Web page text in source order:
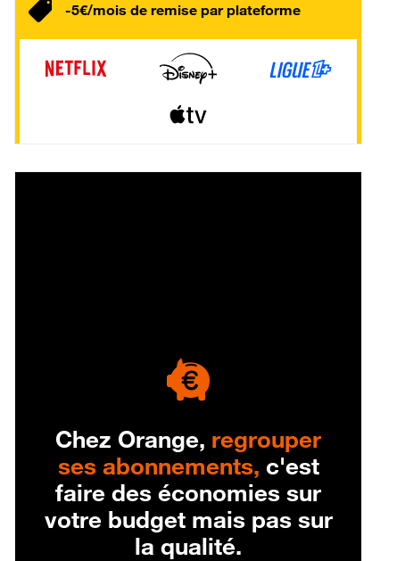
-5€/mois de remise par plateforme
Chez Orange, regrouper
ses abonnements, c'est
faire des économies sur
votre budget mais pas sur
la qualité.